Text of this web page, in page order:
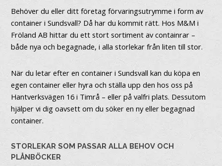
Behöver du eller ditt företag förvaringsutrymme i form av
container i Sundsvall? Då har du kommit rätt. Hos M&M i
Fröland AB hittar du ett stort sortiment av containrar –
både nya och begagnade, i alla storlekar från liten till stor.
När du letar efter en container i Sundsvall kan du köpa en
egen container eller hyra och ställa upp den hos oss på
Hantverksvägen 16 i Timrå – eller på valfri plats. Dessutom
hjälper vi dig oavsett om du söker en ny eller begagnad
container.
STORLEKAR SOM PASSAR ALLA BEHOV OCH
PLÅNBÖCKER